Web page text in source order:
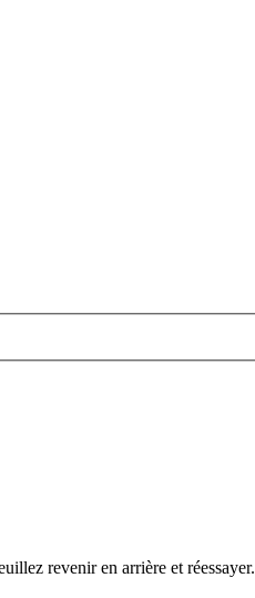
revenir en arrière et réessayer.